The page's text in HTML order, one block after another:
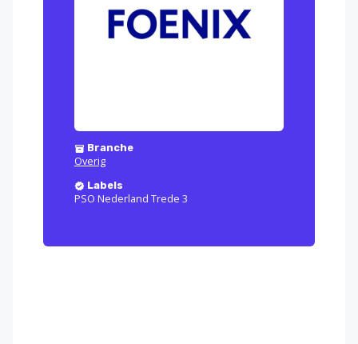
Branche
Overig
Labels
PSO Nederland Trede 3